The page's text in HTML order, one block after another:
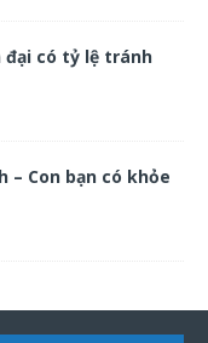
đại có tỷ lệ tránh
– Con bạn có khỏe